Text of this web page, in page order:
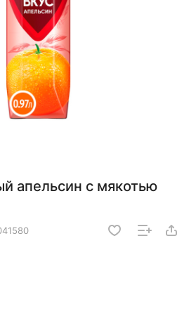
апельсин с мякотью